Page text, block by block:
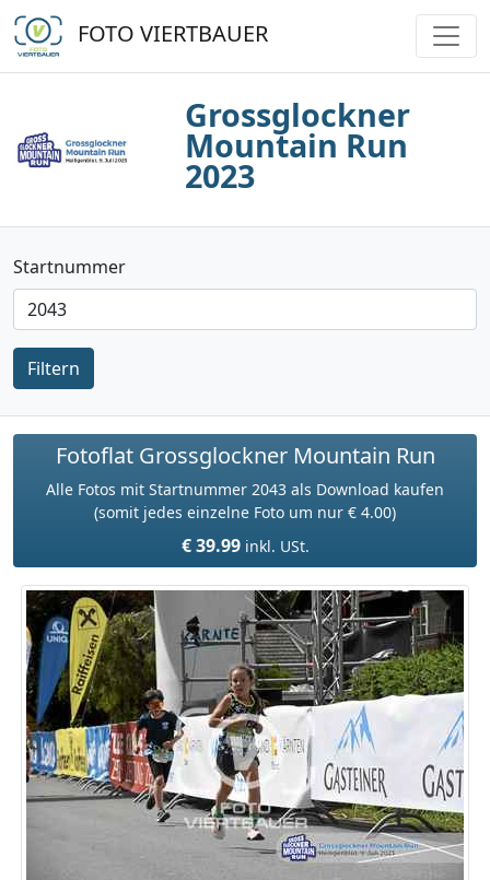
FOTO VIERTBAUER
Grossglockner
Mountain Run
2023
Startnummer
Filtern
Fotoflat Grossglockner Mountain Run
Alle Fotos mit Startnummer 2043 als Download kaufen
(somit jedes einzelne Foto um nur € 4.00)
€ 39.99 inkl. USt.